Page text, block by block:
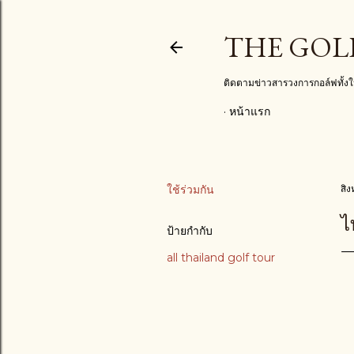
THE
ติดตามข่าวสารวงการกอล์ฟทั้ง
หน้าแรก
ใช้ร่วมกัน
ป้ายกำกับ
all thailand golf tour
สิง